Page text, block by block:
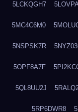
5LCKQGH7
5MC4C6M0
5NSPSK7R
5OPF8A7F
5QL8UU2J
5RP6DWR8